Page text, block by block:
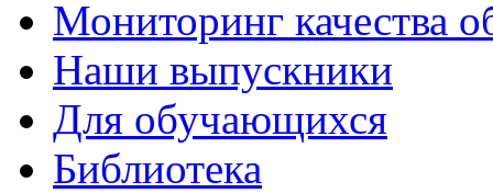
Мониторинг качества
Наши выпускники
Для обучающихся
Библиотека